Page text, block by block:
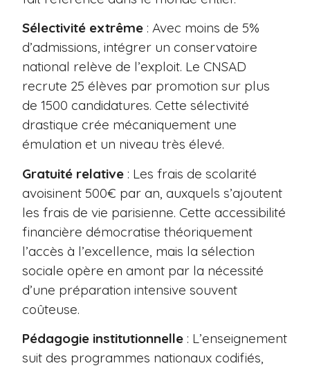
Sélectivité extrême : Avec moins de 5%
d’admissions, intégrer un conservatoire
national relève de l’exploit. Le CNSAD
recrute 25 élèves par promotion sur plus
de 1500 candidatures. Cette sélectivité
drastique crée mécaniquement une
émulation et un niveau très élevé.
Gratuité relative : Les frais de scolarité
avoisinent 500€ par an, auxquels s’ajoutent
les frais de vie parisienne. Cette accessibilité
financière démocratise théoriquement
l’accès à l’excellence, mais la sélection
sociale opère en amont par la nécessité
d’une préparation intensive souvent
coûteuse.
Pédagogie institutionnelle : L’enseignement
suit des programmes nationaux codifiés,